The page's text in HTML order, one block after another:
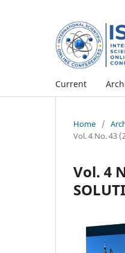
Current
Home /
Vol. 4 No. 43
Vol. 4